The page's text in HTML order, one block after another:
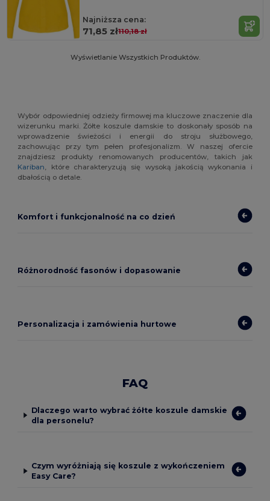
Najniższa cena:
71,85 zł110,18 zł
Wyświetlanie Wszystkich Produktów.
Wybór odpowiedniej odzieży firmowej ma kluczowe znaczenie dla
wizerunku marki. Żółte koszule damskie to doskonały sposób na
wprowadzenie świeżości i energii do stroju służbowego,
zachowując przy tym pełen profesjonalizm. W naszej ofercie
znajdziesz produkty renomowanych producentów, takich jak
Kariban , które charakteryzują się wysoką jakością wykonania i
dbałością o detale.
Komfort i funkcjonalność na co dzień
Różnorodność fasonów i dopasowanie
Personalizacja i zamówienia hurtowe
FAQ
Dlaczego warto wybrać żółte koszule damskie
dla personelu?
Czym wyróżniają się koszule z wykończeniem
Easy Care?